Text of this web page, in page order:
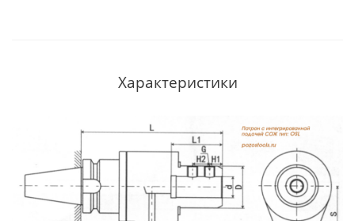
Характеристики